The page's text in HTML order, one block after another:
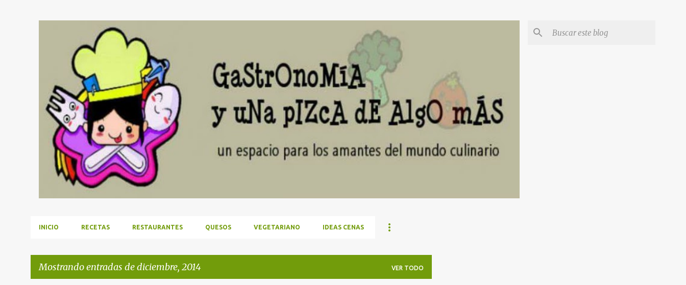
INICIO RECETAS RESTAURANTES QUESOS VEGETARIANO IDEAS CENAS
Mostrando entradas de diciembre, 2014 VER TODO